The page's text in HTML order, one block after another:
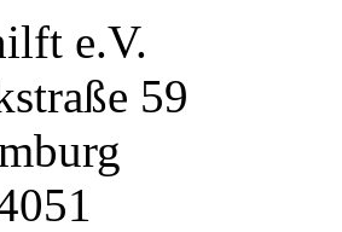
e.V.
59